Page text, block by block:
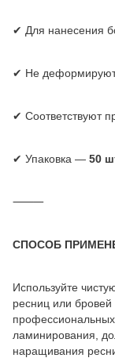
✔ Для нанесения
✔ Не
✔ Соответствуют
✔ Упаковка — 50
⸻
СПОСОБ
Используйте
ресниц или
ламинирования,
наращивания